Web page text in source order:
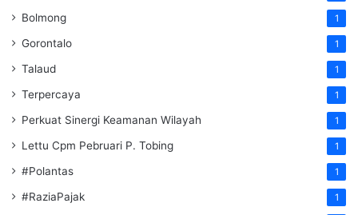
Bolmong 1
Gorontalo 1
Talaud 1
Terpercaya 1
Perkuat Sinergi Keamanan Wilayah 1
Lettu Cpm Pebruari P. Tobing 1
#Polantas 1
#RaziaPajak 1